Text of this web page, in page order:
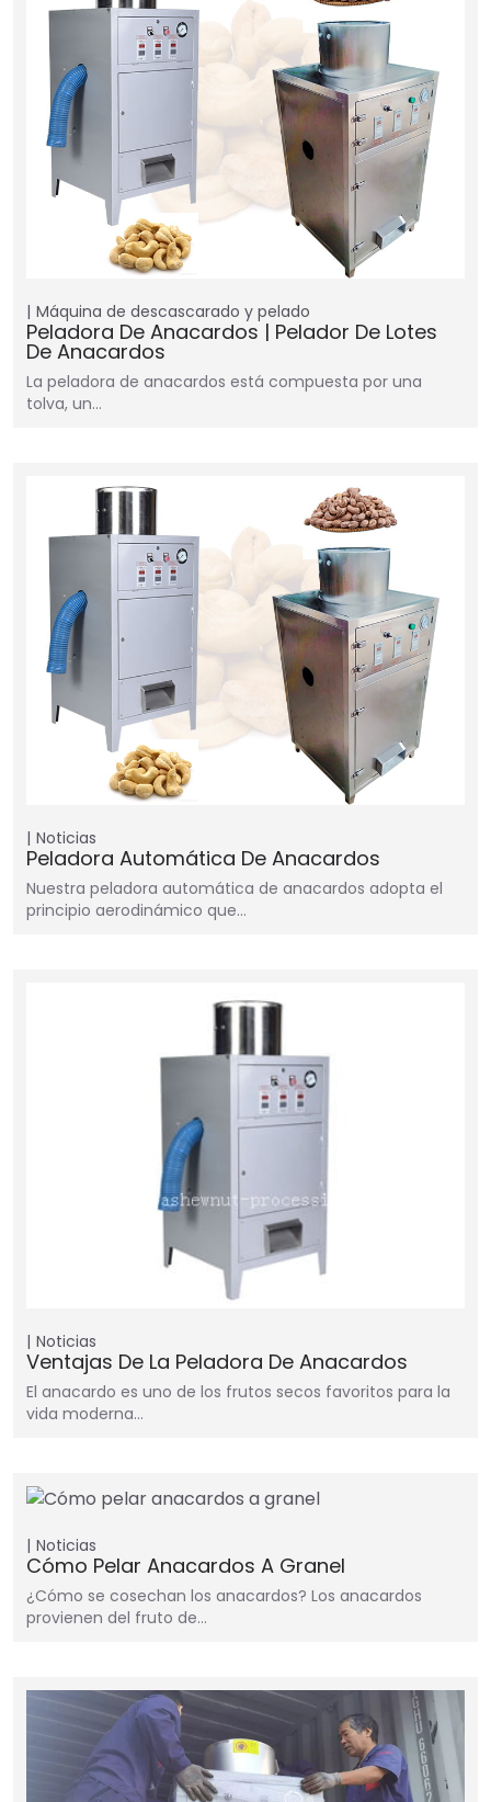
Máquina de descascarado y pelado
Peladora De Anacardos | Pelador De Lotes
De Anacardos
La peladora de anacardos está compuesta por una
tolva, un…
Noticias
Peladora Automática De Anacardos
Nuestra peladora automática de anacardos adopta el
principio aerodinámico que…
Noticias
Ventajas De La Peladora De Anacardos
El anacardo es uno de los frutos secos favoritos para la
vida moderna…
Noticias
Cómo Pelar Anacardos A Granel
¿Cómo se cosechan los anacardos? Los anacardos
provienen del fruto de…